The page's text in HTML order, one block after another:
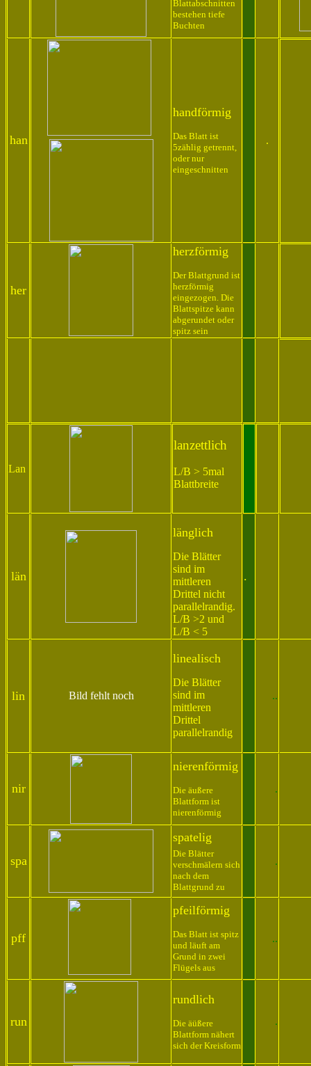
Blattabschnitten
bestehen tiefe
Buchten
han
handförmig
Das Blatt ist
5zählig getrennt,
oder nur
eingeschnitten
.
her
herzförmig
Der Blattgrund ist
herzförmig
eingezogen. Die
Blattspitze kann
abgerundet oder
spitz sein
Lan
lanzettlich
L/B > 5mal
Blattbreite
län
länglich
Die Blätter
sind im
mittleren
Drittel nicht
parallelrandig.
L/B >2 und
L/B < 5
.
lin Bild fehlt noch
linealisch
Die Blätter
sind im
mittleren
Drittel
parallelrandig
..
nir
nierenförmig
Die äußere
Blattform ist
nierenförmig
.
spa
spatelig
Die Blätter
verschmälern sich
nach dem
Blattgrund zu
.
pff
pfeilförmig
Das Blatt ist spitz
und läuft am
Grund in zwei
Flügels aus
..
run
rundlich
Die äüßere
Blattform nähert
sich der Kreisform
.